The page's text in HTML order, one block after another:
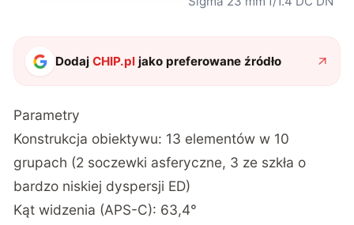
DodajCHIP.pl jako preferowane źródło
Parametry
Konstrukcja obiektywu: 13 elementów w 10
grupach (2 soczewki asferyczne, 3 ze szkła o
bardzo niskiej dyspersji ED)
Kąt widzenia (APS-C): 63,4°